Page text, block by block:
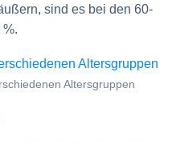
sind es bei den 60‑
%.
Altersgruppen